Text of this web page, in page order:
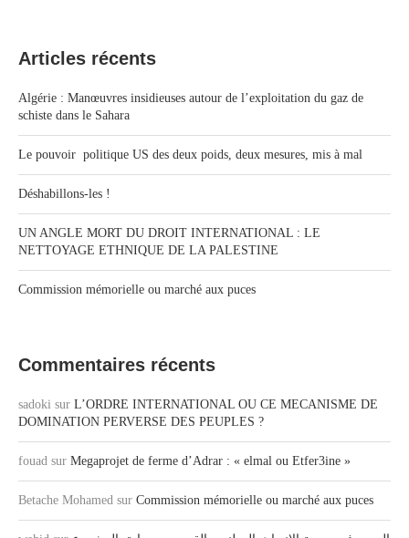
Articles récents
Algérie : Manœuvres insidieuses autour de l’exploitation du gaz de
schiste dans le Sahara
Le pouvoir politique US des deux poids, deux mesures, mis à mal
Déshabillons-les !
UN ANGLE MORT DU DROIT INTERNATIONAL : LE
NETTOYAGE ETHNIQUE DE LA PALESTINE
Commission mémorielle ou marché aux puces
Commentaires récents
sadoki sur L’ORDRE INTERNATIONAL OU CE MECANISME DE
DOMINATION PERVERSE DES PEUPLES ?
fouad sur Megaprojet de ferme d’Adrar : « elmal ou Etfer3ine »
Betache Mohamed sur Commission mémorielle ou marché aux puces